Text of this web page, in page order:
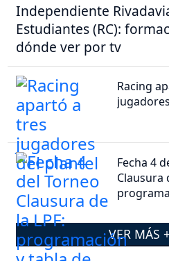
Independiente
Estudiantes (RC):
dónde ver por tv
Racing
Fecha 4
Clausura
VER MÁS